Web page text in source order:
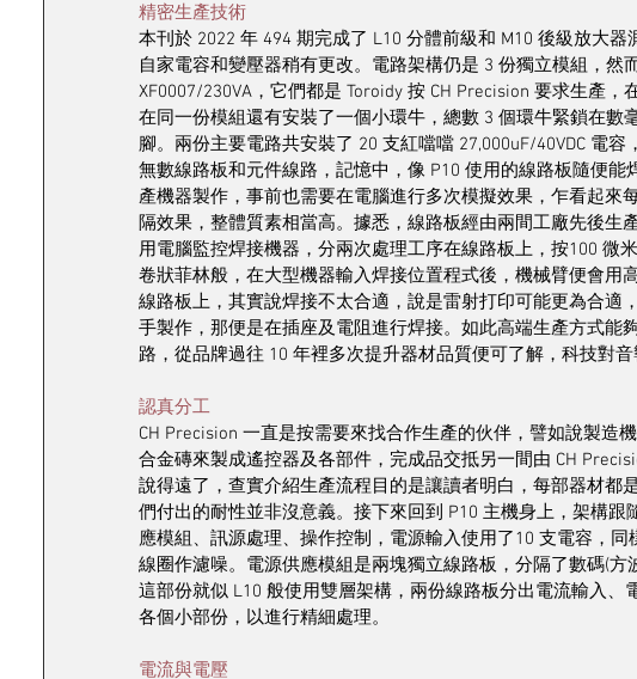
精密生產技術
本刊於 2022 年 494 期完成了 L10 分體前級和 M10 後級放大
自家電容和變壓器稍有更改。電路架構仍是 3 份獨立模組，然
XF0007/230VA，它們都是 Toroidy 按 CH Precision 要求生產
在同一份模組還有安裝了一個小環牛，總數 3 個環牛緊鎖在數
腳。兩份主要電路共安裝了 20 支紅噹噹 27,000uF/40VDC 電
無數線路板和元件線路，記憶中，像 P10 使用的線路板隨便
產機器製作，事前也需要在電腦進行多次模擬效果，乍看起來
隔效果，整體質素相當高。據悉，線路板經由兩間工廠先後生
用電腦監控焊接機器，分兩次處理工序在線路板上，按100 微
卷狀菲林般，在大型機器輸入焊接位置程式後，機械臂便會用
線路板上，其實說焊接不太合適，說是雷射打印可能更為合適
手製作，那便是在插座及電阻進行焊接。如此高端生產方式能
路，從品牌過往 10 年裡多次提升器材品質便可了解，科技對
認真分工
CH Precision 一直是按需要來找合作生產的伙伴，譬如說製造
合金磚來製成遙控器及各部件，完成品交抵另一間由 CH
說得遠了，查實介紹生產流程目的是讓讀者明白，每部器材都
們付出的耐性並非沒意義。接下來回到 P10 主機身上，架構
應模組、訊源處理、操作控制，電源輸入使用了10 支電容，同
線圈作濾噪。電源供應模組是兩塊獨立線路板，分隔了數碼(
這部份就似 L10 般使用雙層架構，兩份線路板分出電流輸入
各個小部份，以進行精細處理。
電流與電壓